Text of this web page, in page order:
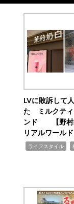
LVに敗訴して
た ミルクティ
ンド 【野村
リアルワールド
ライフスタイル